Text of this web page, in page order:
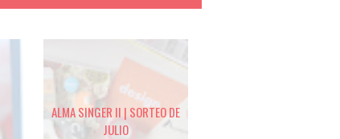
ALMA SINGER II | SORTEO DE
JULIO